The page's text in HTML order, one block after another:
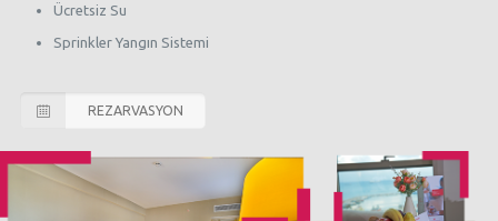
Ücretsiz Su
Sprinkler Yangın Sistemi
REZARVASYON